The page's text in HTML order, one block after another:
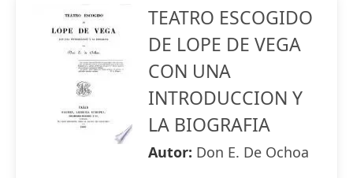
TEATRO ESCOGIDO
DE LOPE DE VEGA
CON UNA
INTRODUCCION Y
LA BIOGRAFIA
Autor: Don E. De Ochoa